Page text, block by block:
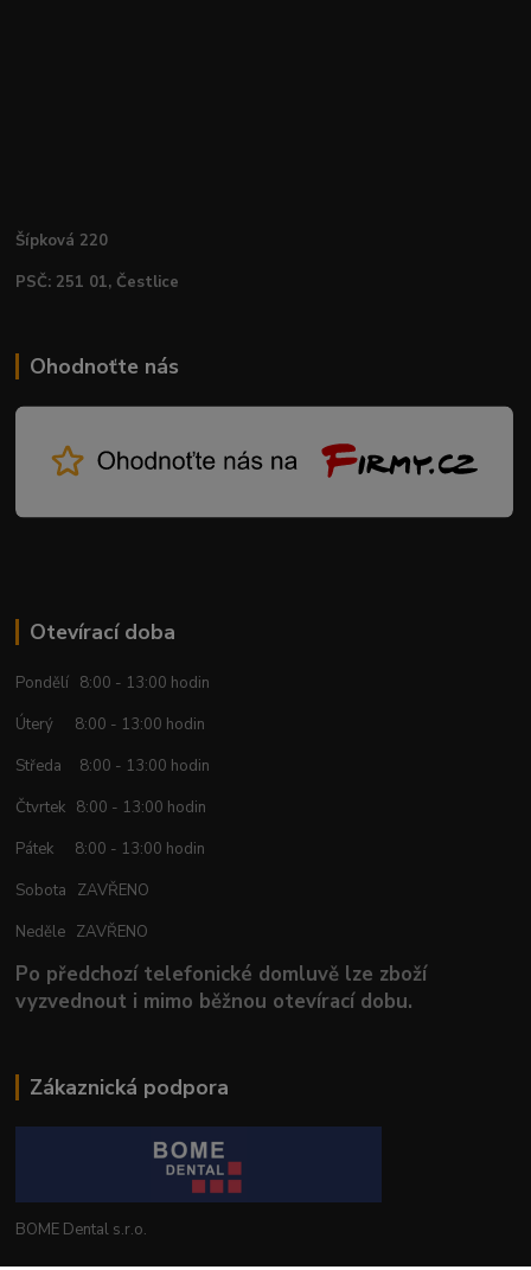
Šípková 220
PSČ: 251 01, Čestlice
Ohodnoťte nás
Otevírací doba
Pondělí 8:00 - 13:00 hodin
Úterý 8:00 - 13:00 hodin
Středa 8:00 - 13:00 hodin
Čtvrtek 8:00 - 13:00 hodin
Pátek 8:00 - 13:00 hodin
Sobota ZAVŘENO
Neděle ZAVŘENO
Po předchozí telefonické domluvě lze zboží
vyzvednout i mimo běžnou otevírací dobu.
Zákaznická podpora
BOME Dental s.r.o.